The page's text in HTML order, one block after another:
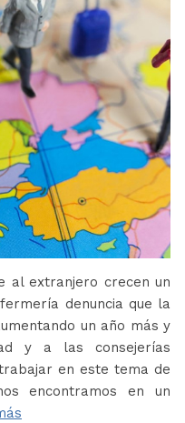
al extranjero crecen un
denuncia que la
un año más y
y a las consejerías
en este tema de
encontramos en un